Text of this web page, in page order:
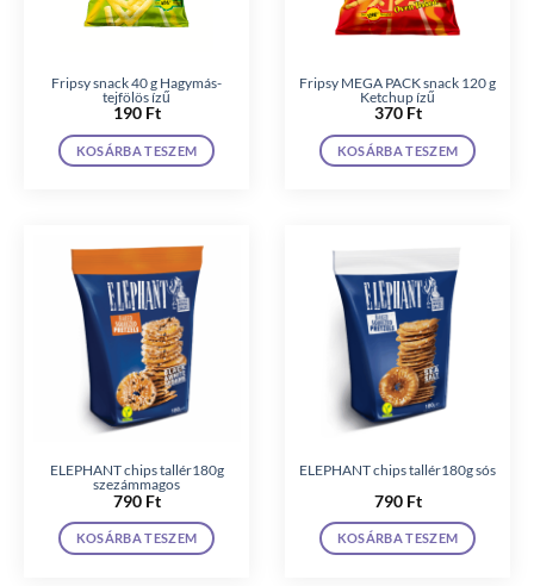
Fripsy snack 40 g Hagymás-
tejfölös ízű
190 Ft
KOSÁRBA TESZEM
Fripsy MEGA PACK snack 120 g
Ketchup ízű
370 Ft
KOSÁRBA TESZEM
ELEPHANT chips tallér180g
szezámmagos
790 Ft
KOSÁRBA TESZEM
ELEPHANT chips tallér180g sós
790 Ft
KOSÁRBA TESZEM